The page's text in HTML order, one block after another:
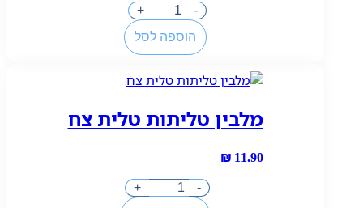
-
כמות
של
מלרוד
מנקה
נירוסטה
ומתכות
+
הוספה לסל
מלבין טליתות טלית צח
₪11.90
-
כמות
+